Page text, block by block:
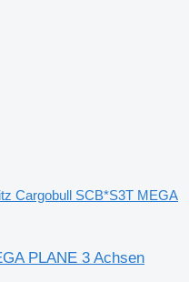
Cargobull SCB*S3T MEGA
PLANE 3 Achsen